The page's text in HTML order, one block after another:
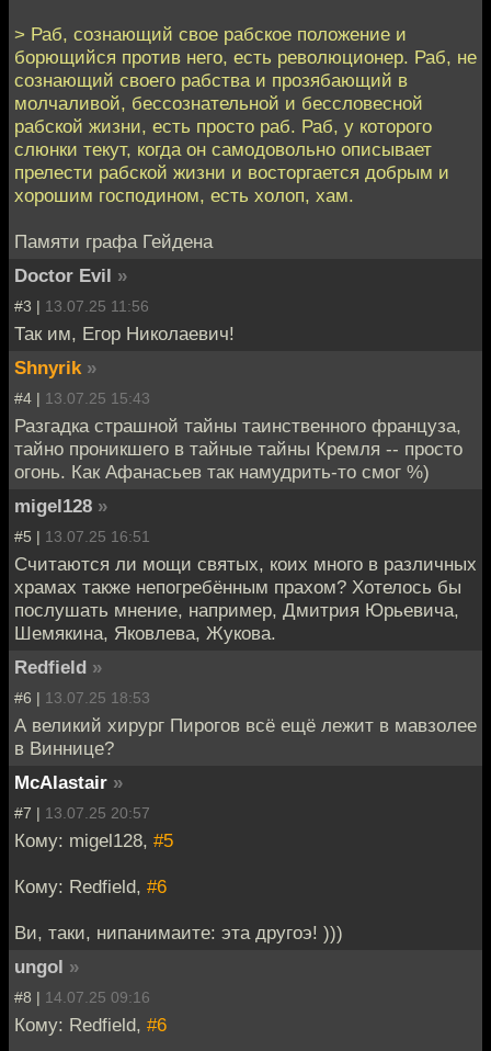
> Раб, сознающий свое рабское положение и
борющийся против него, есть революционер. Раб, не
сознающий своего рабства и прозябающий в
молчаливой, бессознательной и бессловесной
рабской жизни, есть просто раб. Раб, у которого
слюнки текут, когда он самодовольно описывает
прелести рабской жизни и восторгается добрым и
хорошим господином, есть холоп, хам.
Памяти графа Гейдена
Doctor Evil »
#3 | 13.07.25 11:56
Так им, Егор Николаевич!
Shnyrik »
#4 | 13.07.25 15:43
Разгадка страшной тайны таинственного француза,
тайно проникшего в тайные тайны Кремля -- просто
огонь. Как Афанасьев так намудрить-то смог %)
migel128 »
#5 | 13.07.25 16:51
Считаются ли мощи святых, коих много в различных
храмах также непогребённым прахом? Хотелось бы
послушать мнение, например, Дмитрия Юрьевича,
Шемякина, Яковлева, Жукова.
Redfield »
#6 | 13.07.25 18:53
А великий хирург Пирогов всё ещё лежит в мавзолее
в Виннице?
McAlastair »
#7 | 13.07.25 20:57
Кому: migel128, #5
Кому: Redfield, #6
Ви, таки, нипанимаите: эта другоэ! )))
ungol »
#8 | 14.07.25 09:16
Кому: Redfield, #6